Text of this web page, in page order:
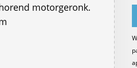
motorgeronk.